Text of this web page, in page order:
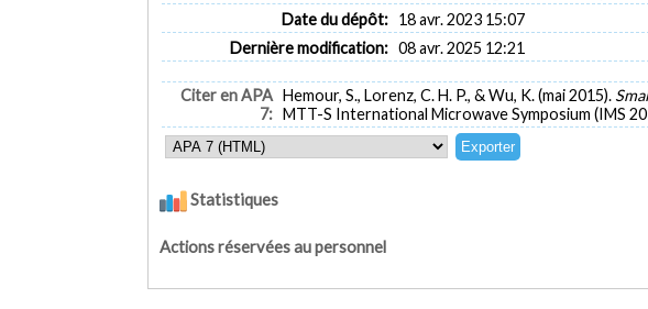
Date du dépôt: 18 avr. 2023 15:07
Dernière modification: 08 avr. 2025 12:21
Citer en APA
7:
Hemour, S., Lorenz, C. H. P., & Wu, K. (mai 2015).
MTT-S International Microwave Symposium (IMS
Statistiques
Actions réservées au personnel